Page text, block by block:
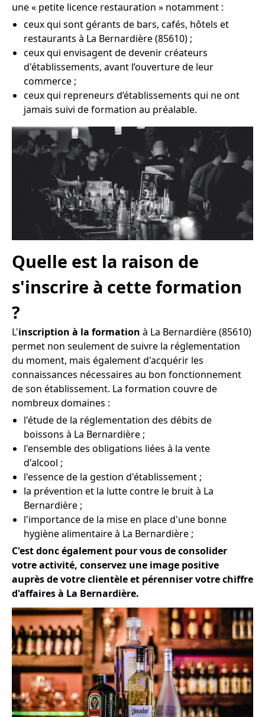
une « petite licence restauration » notamment :
ceux qui sont gérants de bars, cafés, hôtels et
restaurants à La Bernardière (85610) ;
ceux qui envisagent de devenir créateurs
d'établissements, avant l’ouverture de leur
commerce ;
ceux qui repreneurs d’établissements qui ne ont
jamais suivi de formation au préalable.
Quelle est la raison de
s'inscrire à cette formation
?
L'inscription à la formation à La Bernardière (85610)
permet non seulement de suivre la réglementation
du moment, mais également d'acquérir les
connaissances nécessaires au bon fonctionnement
de son établissement. La formation couvre de
nombreux domaines :
l'étude de la réglementation des débits de
boissons à La Bernardière ;
l'ensemble des obligations liées à la vente
d'alcool ;
l'essence de la gestion d'établissement ;
la prévention et la lutte contre le bruit à La
Bernardière ;
l'importance de la mise en place d'une bonne
hygiène alimentaire à La Bernardière ;
C'est donc également pour vous de consolider
votre activité, conservez une image positive
auprès de votre clientèle et pérenniser votre chiffre
d'affaires à La Bernardière.